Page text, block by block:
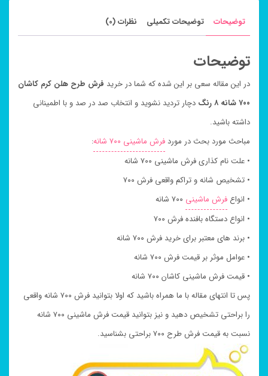
توضیحات توضیحات تکمیلی نظرات (0)
توضیحات
در این مقاله سعی بر این شده که شما در خرید فرش طرح هلن کرم کاشان
۷۰۰ شانه ۸ رنگ
دچار تردید نشوید و انتخاب صد در صد و با اطمینانی
داشته باشید.
مباحث مورد بحث در موردفرش ماشینی ۷۰۰ شانه
:
• علت نام کذاری فرش ماشینی ۷۰۰ شانه
• تشخیص شانه و تراکم واقعی فرش ۷۰۰
• انواع فرش ماشینی
• انواع دستگاه بافنده فرش ۷۰۰
• برند های معتبر برای خرید فرش ۷۰۰ شانه
• عوامل موثر بر قیمت فرش ۷۰۰ شانه
• قیمت فرش ماشینی کاشان ۷۰۰ شانه
پس تا انتهای مقاله با ما همراه باشید که اولا بتوانید فرش ۷۰۰ شانه واقعی
را براحتی تشخیص دهید و نیز بتوانید قیمت فرش ماشینی ۷۰۰ شانه
نسبت به قیمت فرش طرح ۷۰۰ براحتی بشناسید.